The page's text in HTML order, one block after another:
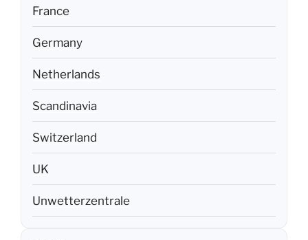
France
Germany
Netherlands
Scandinavia
Switzerland
UK
Unwetterzentrale